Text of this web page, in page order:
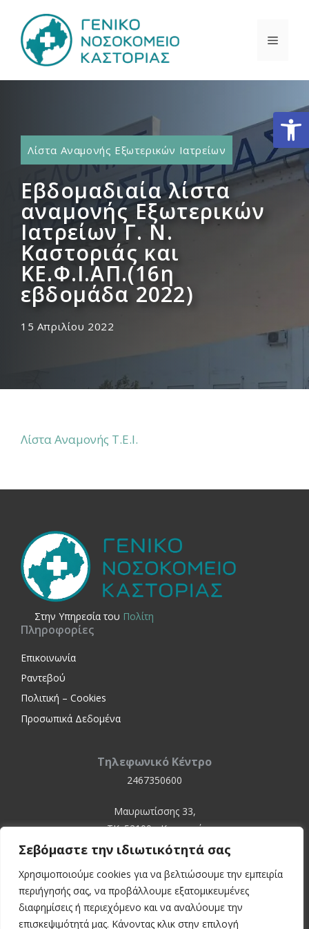
Σεβόμαστε την ιδιωτικότητά σας
Χρησιμοποιούμε cookies για να βελτιώσουμε την εμπειρία
περιήγησής σας, να προβάλλουμε εξατομικευμένες
διαφημίσεις ή περιεχόμενο και να αναλύουμε την
επισκεψιμότητά μας. Κάνοντας κλικ στην επιλογή
περιεχόμενο
Λίστα Αναμονής Εξωτερικών Ιατρείων
Εβδομαδιαία λίστα
αναμονής Εξωτερικών
Ιατρείων Γ. Ν.
Καστοριάς και
ΚΕ.Φ.Ι.ΑΠ.(16η
εβδομάδα 2022)
15 Απριλίου 2022
Λίστα Αναμονής Τ.Ε.Ι.
Στην Yπηρεσία του Πολίτη
Πληροφορίες
Επικοινωνία
Ραντεβού
Πολιτική – Cookies
Προσωπικά Δεδομένα
Τηλεφωνικό Κέντρο
2467350600
Μαυριωτίσσης 33,
ΤΚ. 52100 - Καστοριά